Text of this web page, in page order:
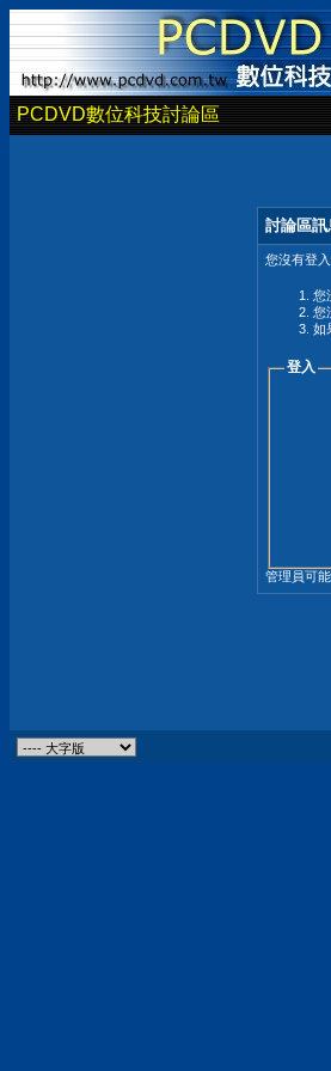
PCDVD數位科技討論區
討論區訊
您沒有登
您
您
如
登入
管理員可